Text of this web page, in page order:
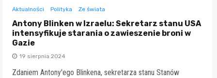
Aktualności Polityka Ze świata
Antony Blinken w Izraelu: Sekretarz stanu USA
intensyfikuje starania o zawieszenie broni w
Gazie
19 sierpnia 2024
Zdaniem Antony'ego Blinkena, sekretarza stanu Stanów